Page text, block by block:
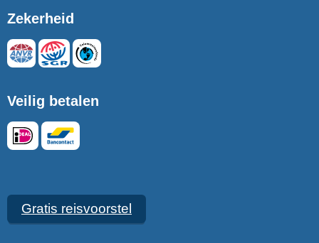
Zekerheid
Veilig betalen
Gratis reisvoorstel